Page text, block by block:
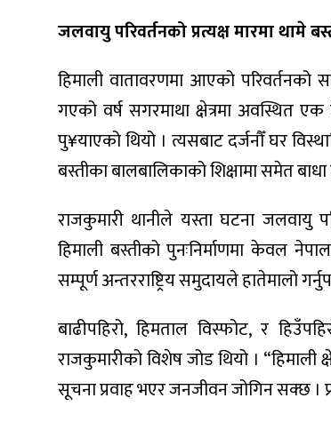
जलवायु परिवर्तनको प्रत्यक्ष मारमा थामे
हिमाली वातावरणमा आएको
गएको वर्ष सगरमाथा क्षेत्रमा अवस्थित
पु¥याएको थियो । त्यसबाट दर्जनौँ घर
बस्तीका बालबालिकाको शिक्षामा समेत बाधा
राजकुमारी थानीले यस्ता घटना जलवायु
हिमाली बस्तीको पुनःनिर्माणमा केवल
सम्पूर्ण अन्तरराष्ट्रिय समुदायले हातेमालो
बाढीपहिरो, हिमताल विस्फोट, र
राजकुमारीको विशेष जोड थियो ।
सूचना प्रवाह भएर जनजीवन जोगिन सक्छ ।